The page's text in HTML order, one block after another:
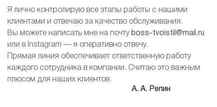
Я лично контролирую все этапы работы с нашими
клиентами и отвечаю за качество обслуживания.
Вы можете написать мне на почту boss-tvoistil@mail.ru
или в Instagram — я оперативно отвечу.
Прямая линия обеспечивает ответственную работу
каждого сотрудника в компании. Считаю это важным
плюсом для наших клиентов.
А. А. Репин